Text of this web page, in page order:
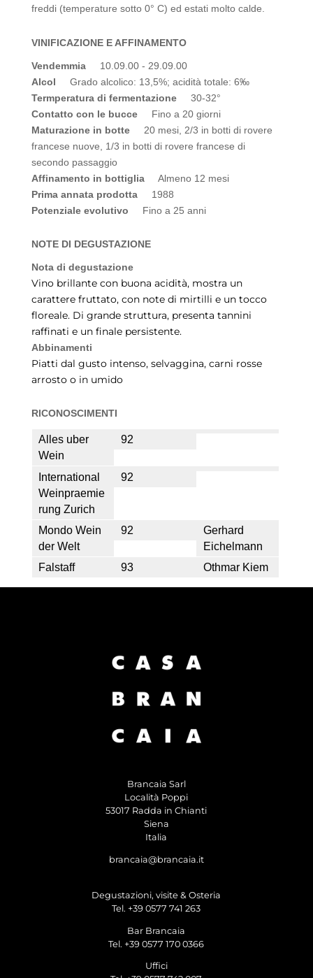
freddi (temperature sotto 0° C) ed estati molto calde.
VINIFICAZIONE E AFFINAMENTO
Vendemmia
10.09.00 - 29.09.00
Alcol
Grado alcolico: 13,5%; acidità totale: 6‰
Termperatura di fermentazione
30-32°
Contatto con le bucce
Fino a 20 giorni
Maturazione in botte
20 mesi, 2/3 in botti di rovere
francese nuove, 1/3 in botti di rovere francese di
secondo passaggio
Affinamento in bottiglia
Almeno 12 mesi
Prima annata prodotta
1988
Potenziale evolutivo
Fino a 25 anni
NOTE DI DEGUSTAZIONE
Nota di degustazione
Vino brillante con buona acidità, mostra un
carattere fruttato, con note di mirtilli e un tocco
floreale. Di grande struttura, presenta tannini
raffinati e un finale persistente.
Abbinamenti
Piatti dal gusto intenso, selvaggina, carni rosse
arrosto o in umido
RICONOSCIMENTI
Alles uber
Wein
92
International
Weinpraemie
rung Zurich
92
Mondo Wein
der Welt
92
Gerhard
Eichelmann
Falstaff
93 Othmar Kiem
Brancaia Sarl
Località Poppi
53017 Radda in Chianti
Siena
Italia
brancaia@brancaia.it
Degustazioni, visite & Osteria
Tel. +39 0577 741 263
Bar Brancaia
Tel. +39 0577 170 0366
Uffici